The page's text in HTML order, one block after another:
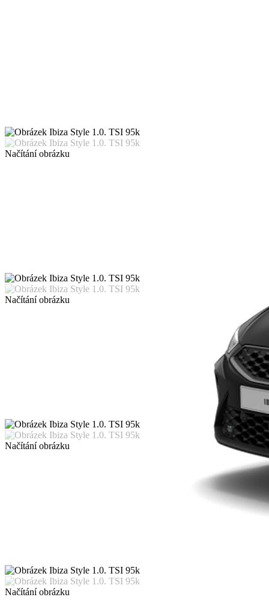
Načítání obrázku
Načítání obrázku
Načítání obrázku
Načítání obrázku